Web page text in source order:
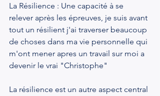
La Résilience : Une capacité à se
relever après les épreuves, je suis avant
tout un résilient j'ai traverser beaucoup
de choses dans ma vie personnelle qui
m'ont mener apres un travail sur moi a
devenir le vrai "Christophe"
La résilience est un autre aspect central